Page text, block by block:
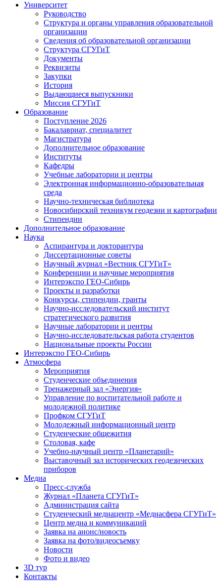
Университет
Руководство
Структура и органы управления образовательной
организации
Сведения об образовательной организации
Структура СГУГиТ
Документы
Реквизиты
Закупки
История
Выдающиеся выпускники
Миссия СГУГиТ
Образование
Поступление 2026
Бакалавриат, специалитет
Магистратура
Дополнительное образование
Институты
Кафедры
Учебные лаборатории и центры
Электронная информационно-образовательная
среда
Научно-техническая библиотека
Новосибирский техникум геодезии и картографии
Стипендии
Дополнительное образование
Наука
Аспирантура и докторантура
Диссертационные советы
Научный журнал «Вестник СГУГиТ»
Конференции и научные мероприятия
Интерэкспо ГЕО-Сибирь
Проекты и разработки
Конкурсы, стипендии, гранты
Научно-исследовательский институт
стратегического развития
Научные лаборатории и центры
Научно-исследовательская работа студентов
Национальные проекты России
Интерэкспо ГЕО-Сибирь
Атмосфера
Мероприятия
Студенческие объединения
Тренажерный зал «Энергия»
Управление по воспитательной работе и
молодежной политике
Профком СГУГиТ
Молодежный информационный центр
Студенческие общежития
Столовая, кафе
Учебно-научный центр «Планетарий»
Выставочный зал исторических геодезических
приборов
Медиа
Пресс-служба
Журнал «Планета СГУГиТ»
Администрация сайта
Студенческий медиацентр «Медиасфера СГУГиТ»
Центр медиа и коммуникаций
Заявка на анонс/новость
Заявка на фото/видеосъемку
Новости
Фото и видео
3D тур
Контакты